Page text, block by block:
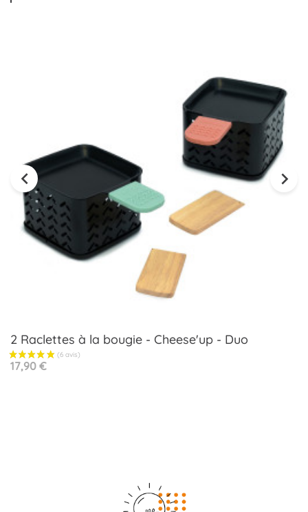

2 Raclettes à la bougie - Cheese'up - Duo
Prix
17,90 €
